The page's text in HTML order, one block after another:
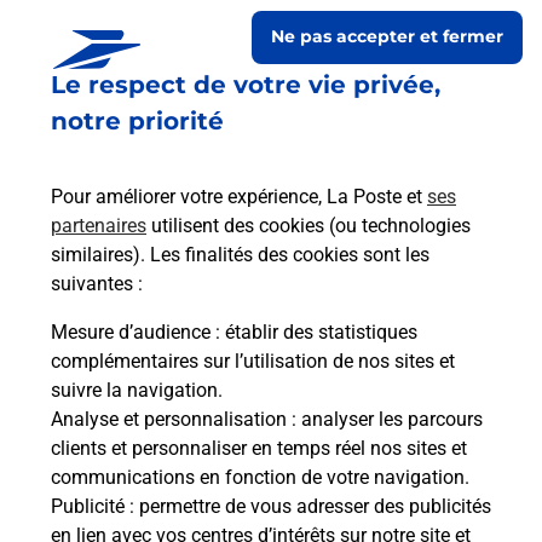
Le respect de votre vie privée,
notre priorité
Pour améliorer votre expérience, La Poste et ses
partenaires utilisent des cookies (ou technologies
similaires). Les finalités des cookies sont les
suivantes :
Mesure d’audience : établir des statistiques
complémentaires sur l’utilisation de nos sites et
suivre la navigation.
Analyse et personnalisation : analyser les parcours
clients et personnaliser en temps réel nos sites et
communications en fonction de votre navigation.
Publicité : permettre de vous adresser des publicités
en lien avec vos centres d’intérêts sur notre site et
Ne pas accepter et fermer
Prochaine collecte du courriersamedià 09h00
21 Rue Croix De Sauvete
31420 Cazeneuve Montaut
Itinéraire
Le lien s'ouvre dans un nouvel onglet